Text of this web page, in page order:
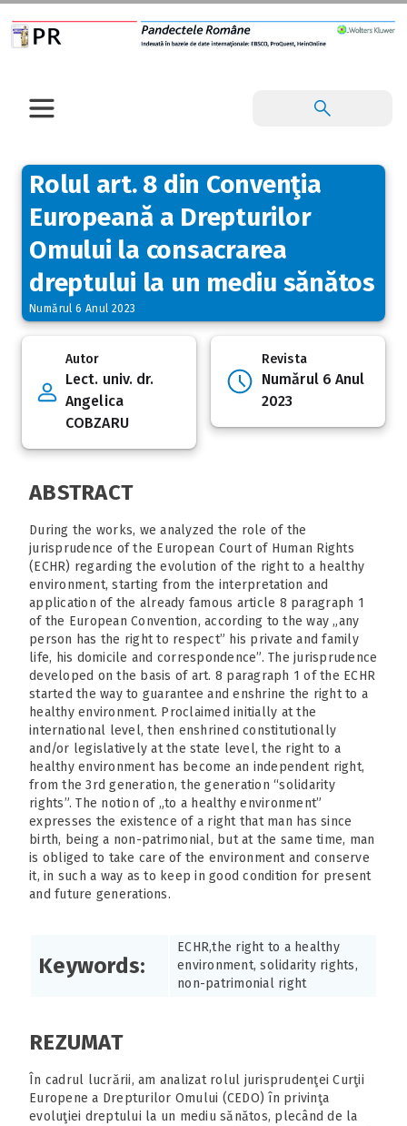
Rolul art. 8 din Convenţia
Europeană a Drepturilor
Omului la consacrarea
dreptului la un mediu sănătos
Numărul 6 Anul 2023
Autor
Lect. univ. dr.
Angelica
COBZARU
Revista
Numărul 6 Anul
2023
ABSTRACT
During the works, we analyzed the role of the
jurisprudence of the European Court of Human Rights
(ECHR) regarding the evolution of the right to a healthy
environment, starting from the interpretation and
application of the already famous article 8 paragraph 1
of the European Convention, according to the way „any
person has the right to respect” his private and family
life, his domicile and correspondence”. The jurisprudence
developed on the basis of art. 8 paragraph 1 of the ECHR
started the way to guarantee and enshrine the right to a
healthy environment. Proclaimed initially at the
international level, then enshrined constitutionally
and/or legislatively at the state level, the right to a
healthy environment has become an independent right,
from the 3rd generation, the generation “solidarity
rights”. The notion of „to a healthy environment”
expresses the existence of a right that man has since
birth, being a non-patrimonial, but at the same time, man
is obliged to take care of the environment and conserve
it, in such a way as to keep in good condition for present
and future generations.
Keywords:
ECHR,the right to a healthy
environment, solidarity rights,
non-patrimonial right
REZUMAT
În cadrul lucrării, am analizat rolul jurisprudenţei Curţii
Europene a Drepturilor Omului (CEDO) în privinţa
evoluţiei dreptului la un mediu sănătos, plecând de la